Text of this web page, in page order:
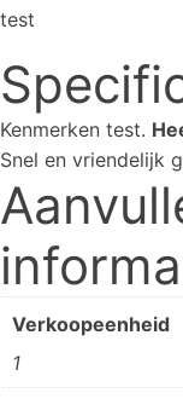
test
Kenmerken test.
Snel en vriendelijk
Verkoopeenheid
1